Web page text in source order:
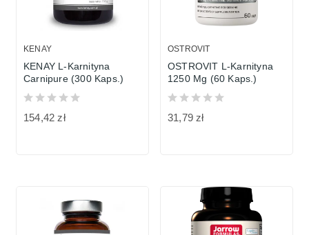
KENAY
KENAY L-Karnityna
Carnipure (300 Kaps.)
154,42 zł
OSTROVIT
OSTROVIT L-Karnityna
1250 Mg (60 Kaps.)
31,79 zł